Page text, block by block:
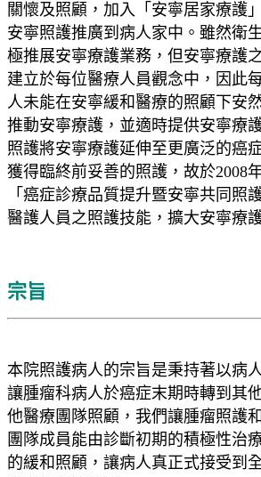
關懷及照顧，加入「安寧居家療護
安寧照護推廣到病人家中。雖然衛
極推展安寧療護業務，但安寧療護
建立於每位醫療人員觀念中，因此
人未能在安寧緩和醫療的照顧下安
推動安寧療護，並適時提供安寧療
照護將安寧療護延伸至更廣泛的癌
獲得臨終前妥善的照護，故於2008
「癌症診療品質提升暨安寧共同照
醫護人員之照護技能，擴大安寧療
宗旨
本院照護病人的宗旨是秉持著以病
讓腫瘤科病人於癌症末期時轉到其
他醫療團隊照顧，我們讓腫瘤照護
團隊成員能由診斷初期的積極性治
的緩和照顧，讓病人真正式接受到